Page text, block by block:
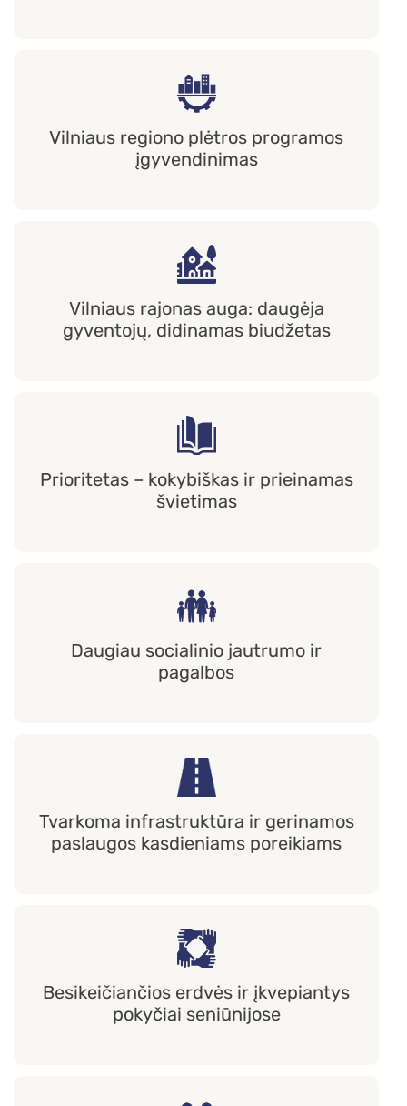
Vilniaus regiono plėtros programos
įgyvendinimas
Vilniaus rajonas auga: daugėja
gyventojų, didinamas biudžetas
Prioritetas – kokybiškas ir prieinamas
švietimas
Daugiau socialinio jautrumo ir
pagalbos
Tvarkoma infrastruktūra ir gerinamos
paslaugos kasdieniams poreikiams
Besikeičiančios erdvės ir įkvepiantys
pokyčiai seniūnijose